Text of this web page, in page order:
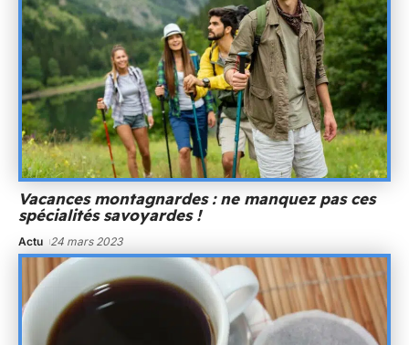
Vacances montagnardes : ne manquez pas ces
spécialités savoyardes !
Actu 24 mars 2023